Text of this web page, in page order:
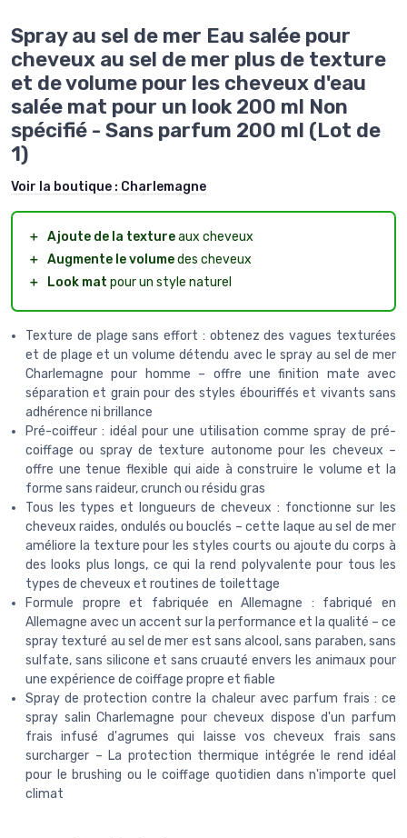
Spray au sel de mer Eau salée pour
cheveux au sel de mer plus de texture
et de volume pour les cheveux d'eau
salée mat pour un look 200 ml Non
spécifié - Sans parfum 200 ml (Lot de
1)
Voir la boutique : Charlemagne
＋ Ajoute de la textureaux cheveux
＋ Augmente le volumedes cheveux
＋
Look mat pour un style naturel
Texture de plage sans effort : obtenez des vagues texturées
et de plage et un volume détendu avec le spray au sel de mer
Charlemagne pour homme – offre une finition mate avec
séparation et grain pour des styles ébouriffés et vivants sans
adhérence ni brillance
Pré-coiffeur : idéal pour une utilisation comme spray de pré-
coiffage ou spray de texture autonome pour les cheveux –
offre une tenue flexible qui aide à construire le volume et la
forme sans raideur, crunch ou résidu gras
Tous les types et longueurs de cheveux : fonctionne sur les
cheveux raides, ondulés ou bouclés – cette laque au sel de mer
améliore la texture pour les styles courts ou ajoute du corps à
des looks plus longs, ce qui la rend polyvalente pour tous les
types de cheveux et routines de toilettage
Formule propre et fabriquée en Allemagne : fabriqué en
Allemagne avec un accent sur la performance et la qualité – ce
spray texturé au sel de mer est sans alcool, sans paraben, sans
sulfate, sans silicone et sans cruauté envers les animaux pour
une expérience de coiffage propre et fiable
Spray de protection contre la chaleur avec parfum frais : ce
spray salin Charlemagne pour cheveux dispose d'un parfum
frais infusé d'agrumes qui laisse vos cheveux frais sans
surcharger – La protection thermique intégrée le rend idéal
pour le brushing ou le coiffage quotidien dans n'importe quel
climat